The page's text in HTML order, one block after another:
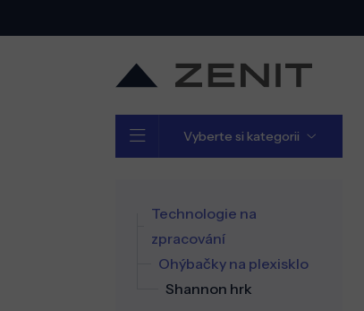
Vyberte si kategorii
Technologie na
zpracování
Ohýbačky na plexisklo
Shannon hrk